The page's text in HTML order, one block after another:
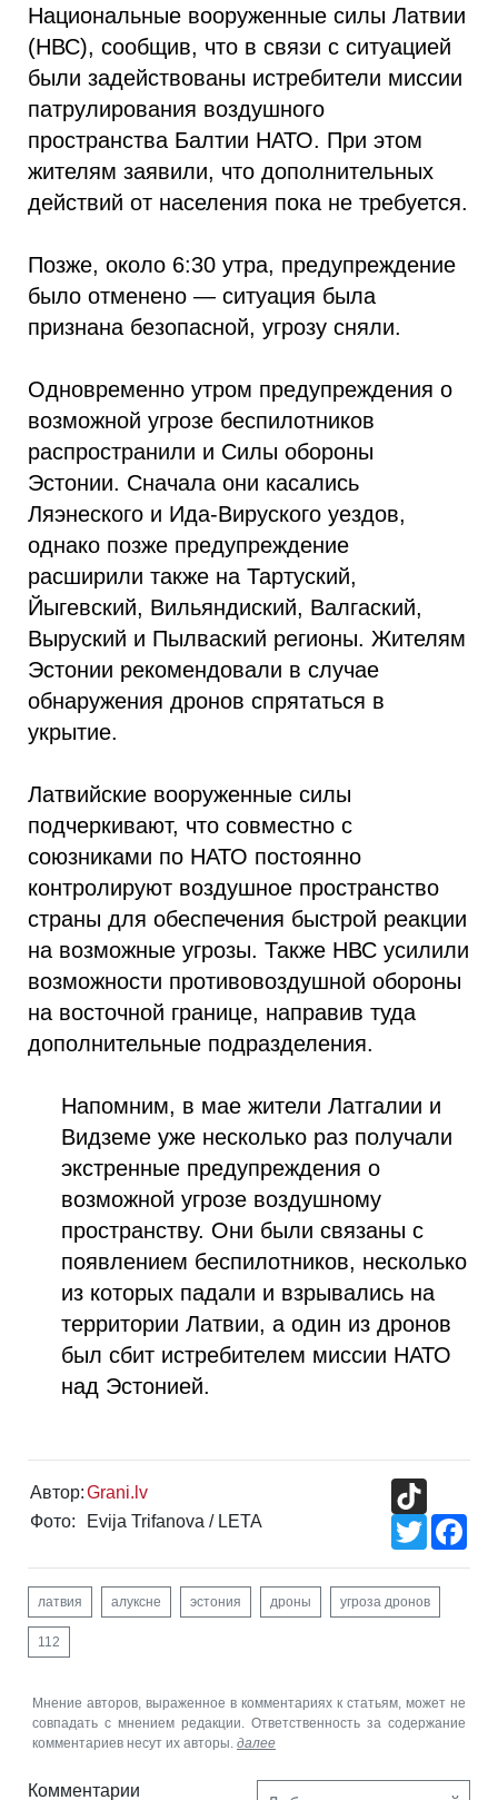
Национальные вооруженные силы Латвии
(НВС), сообщив, что в связи с ситуацией
были задействованы истребители миссии
патрулирования воздушного
пространства Балтии НАТО. При этом
жителям заявили, что дополнительных
действий от населения пока не требуется.
Позже, около 6:30 утра, предупреждение
было отменено — ситуация была
признана безопасной, угрозу сняли.
Одновременно утром предупреждения о
возможной угрозе беспилотников
распространили и Силы обороны
Эстонии. Сначала они касались
Ляэнеского и Ида-Вируского уездов,
однако позже предупреждение
расширили также на Тартуский,
Йыгевский, Вильяндиский, Валгаский,
Выруский и Пылваский регионы. Жителям
Эстонии рекомендовали в случае
обнаружения дронов спрятаться в
укрытие.
Латвийские вооруженные силы
подчеркивают, что совместно с
союзниками по НАТО постоянно
контролируют воздушное пространство
страны для обеспечения быстрой реакции
на возможные угрозы. Также НВС усилили
возможности противовоздушной обороны
на восточной границе, направив туда
дополнительные подразделения.
Напомним, в мае жители Латгалии и
Видземе уже несколько раз получали
экстренные предупреждения о
возможной угрозе воздушному
пространству. Они были связаны с
появлением беспилотников, несколько
из которых падали и взрывались на
территории Латвии, а один из дронов
был сбит истребителем миссии НАТО
над Эстонией.
Автор:Grani.lv
Фото:
Evija Trifanova / LETA
Twitter
латвия алуксне эстония дроны угроза дронов
112
Мнение авторов, выраженное в комментариях к статьям, может не
совпадать с мнением редакции. Ответственность за содержание
комментариев несут их авторы. далее
Комментарии